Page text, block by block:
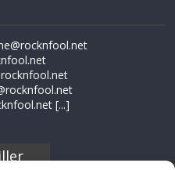
[...]